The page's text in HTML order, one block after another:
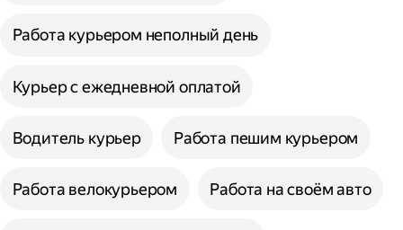
Работа курьером неполный день
Курьер с ежедневной оплатой
Водитель курьер Работа пешим курьером
Работа велокурьером Работа на своём авто